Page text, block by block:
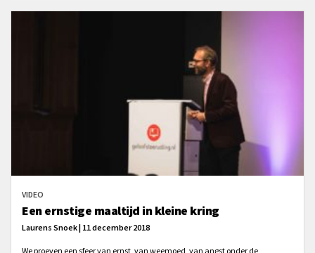
VIDEO
Een ernstige maaltijd in kleine kring
Laurens Snoek | 11 december 2018
We proeven een sfeer van ernst, van weemoed, van angst onder de